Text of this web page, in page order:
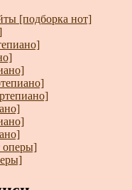
[подборка нот]